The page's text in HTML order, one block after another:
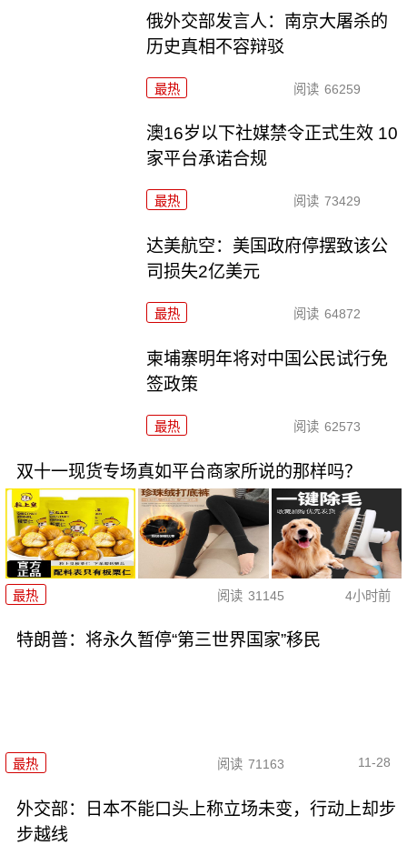
俄外交部发言人：南京大屠杀的
历史真相不容辩驳
最热 阅读 66259
澳16岁以下社媒禁令正式生效 10
家平台承诺合规
最热 阅读 73429
达美航空：美国政府停摆致该公
司损失2亿美元
最热 阅读 64872
柬埔寨明年将对中国公民试行免
签政策
最热 阅读 62573
双十一现货专场真如平台商家所说的那样吗？
最热 阅读 31145 4小时前
特朗普：将永久暂停“第三世界国家”移民
最热 阅读 71163 11-28
外交部：日本不能口头上称立场未变，行动上却步
步越线